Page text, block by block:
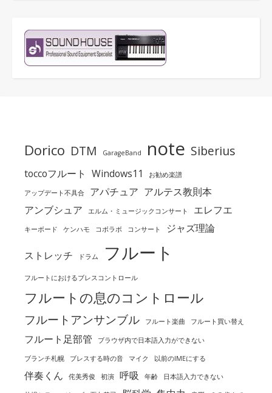
Dorico DTM GarageBand note Siberius
toccoフルート Windows11 お勧め楽譜
アップデート不具合 アパチュア アルテス教則本
アンブシュア
エルム・ミュージックコンサート エレフエ
キーボード ケンハモ コボラボ コンサート ジャズ理論
ストレッチ ドラム フルート
フルートにおけるブレスコントロール
フルートの息のコントロール
フルートアンサンブル フルート楽曲 フルート買い替え
フルート足部管 ブラウザ内で日本語入力ができない
ブランチ札幌 ブレスする時の音 マイク 以前のIMEにする
伴奏くん 侘美秀俊 初演 呼吸 年齢 日本語入力できない